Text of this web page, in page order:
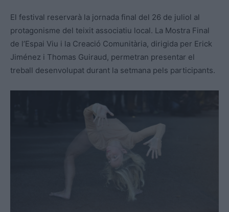
El festival reservarà la jornada final del 26 de juliol al
protagonisme del teixit associatiu local. La Mostra Final
de l’Espai Viu i la Creació Comunitària, dirigida per Erick
Jiménez i Thomas Guiraud, permetran presentar el
treball desenvolupat durant la setmana pels participants.